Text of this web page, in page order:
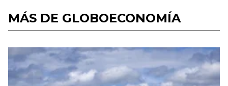
MÁS DE GLOBOECONOMÍA